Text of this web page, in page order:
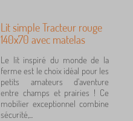
Lit simple Tracteur rouge
140x70 avec matelas
Le lit inspiré du monde de la
ferme est le choix idéal pour les
petits amateurs d'aventure
entre champs et prairies ! Ce
mobilier exceptionnel combine
sécurité,...